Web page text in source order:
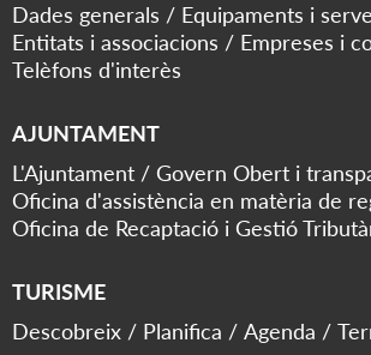
Dades generals
Equipaments i
Entitats i associacions
Empreses i
Telèfons d'interès
AJUNTAMENT
L'Ajuntament
Govern Obert i
Oficina d'assistència en matèria de
Oficina de Recaptació i Gestió
TURISME
Descobreix
Planifica Agenda